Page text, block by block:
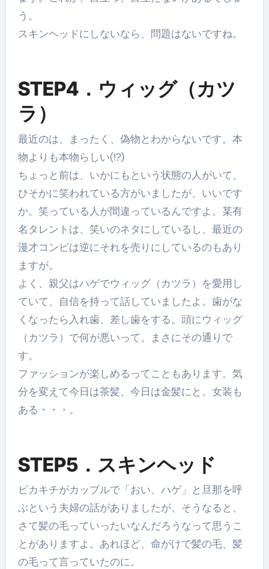
う。
スキンヘッドにしないなら、問題はないですね。
STEP4．ウィッグ（カツ
ラ）
最近のは、まったく、偽物とわからないです。本
物よりも本物らしい(!?)
ちょっと前は、いかにもという状態の人がいて、
ひそかに笑われている方がいましたが、いいです
か。笑っている人が間違っているんですよ。某有
名タレントは、笑いのネタにしているし、最近の
漫才コンビは逆にそれを売りにしているのもあり
ますが。
よく、親父はハゲでウィッグ（カツラ）を愛用し
ていて、自信を持って話していましたよ。歯がな
くなったら入れ歯、差し歯をする。頭にウィッグ
（カツラ）で何が悪いって。まさにその通りで
す。
ファッションが楽しめるってこともあります。気
分を変えて今日は茶髪、今日は金髪にと。女装も
ある・・・。
STEP5．スキンヘッド
ピカキチがカップルで「おい、ハゲ」と旦那を呼
ぶという夫婦の話がありましたが、そうなると、
さて髪の毛っていったいなんだろうなって思うこ
とがありますよ。あれほど、命がけで髪の毛、髪
の毛って言っていたのに。